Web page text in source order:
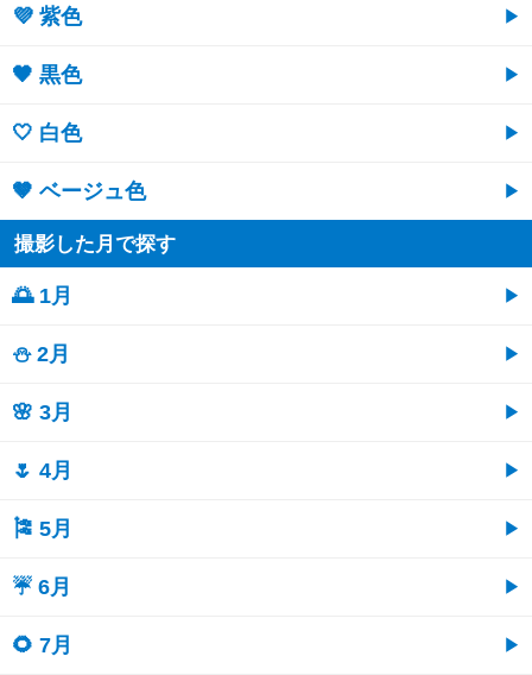
💜 紫色
🖤 黒色
🤍 白色
🤎 ベージュ色
撮影した月で探す
🌅 1月
⛄ 2月
🌸 3月
🌷 4月
🎏 5月
☔ 6月
🌻 7月